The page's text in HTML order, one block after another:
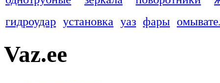
гидроудар установка уаз фары
Vaz.ee